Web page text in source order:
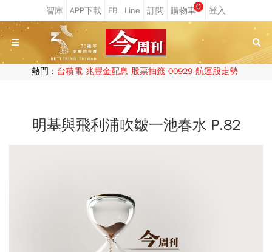
0
熱門： 台積電 兆豐金配息 股票抽籤 00929 航運股走勢
明基與飛利浦吹皺一池春水 P.82